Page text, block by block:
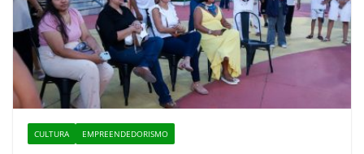
CULTURA EMPREENDEDORISMO